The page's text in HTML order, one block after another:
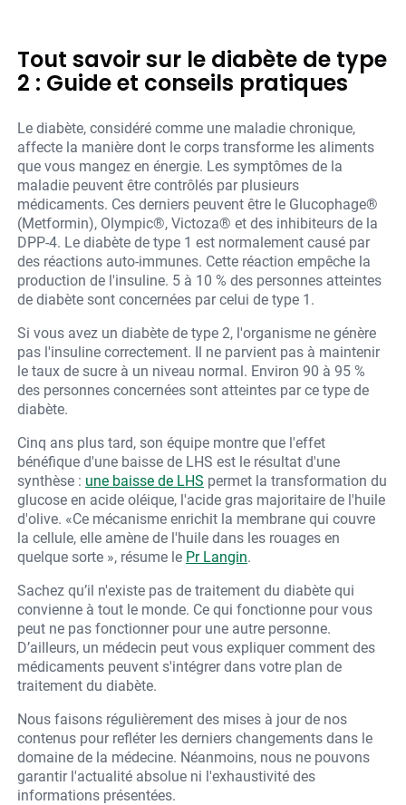
Tout savoir sur le diabète de type
2 : Guide et conseils pratiques
Le diabète, considéré comme une maladie chronique,
affecte la manière dont le corps transforme les aliments
que vous mangez en énergie. Les symptômes de la
maladie peuvent être contrôlés par plusieurs
médicaments. Ces derniers peuvent être le Glucophage®
(Metformin), Olympic®, Victoza® et des inhibiteurs de la
DPP-4. Le diabète de type 1 est normalement causé par
des réactions auto-immunes. Cette réaction empêche la
production de l'insuline. 5 à 10 % des personnes atteintes
de diabète sont concernées par celui de type 1.
Si vous avez un diabète de type 2, l'organisme ne génère
pas l'insuline correctement. Il ne parvient pas à maintenir
le taux de sucre à un niveau normal. Environ 90 à 95 %
des personnes concernées sont atteintes par ce type de
diabète.
Cinq ans plus tard, son équipe montre que l'effet
bénéfique d'une baisse de LHS est le résultat d'une
synthèse : une baisse de LHS permet la transformation du
glucose en acide oléique, l'acide gras majoritaire de l'huile
d'olive. «Ce mécanisme enrichit la membrane qui couvre
la cellule, elle amène de l'huile dans les rouages en
quelque sorte », résume le Pr Langin.
Sachez qu’il n'existe pas de traitement du diabète qui
convienne à tout le monde. Ce qui fonctionne pour vous
peut ne pas fonctionner pour une autre personne.
D’ailleurs, un médecin peut vous expliquer comment des
médicaments peuvent s'intégrer dans votre plan de
traitement du diabète.
Nous faisons régulièrement des mises à jour de nos
contenus pour refléter les derniers changements dans le
domaine de la médecine. Néanmoins, nous ne pouvons
garantir l'actualité absolue ni l'exhaustivité des
informations présentées.